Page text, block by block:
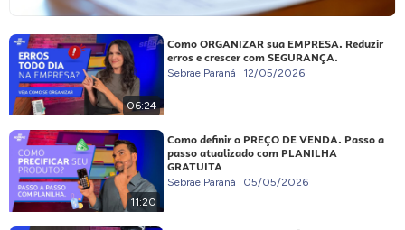
06:24
Como ORGANIZAR sua EMPRESA. Reduzir
erros e crescer com SEGURANÇA.
Sebrae Paraná 12/05/2026
11:20
Como definir o PREÇO DE VENDA. Passo a
passo atualizado com PLANILHA
GRATUITA
Sebrae Paraná 05/05/2026